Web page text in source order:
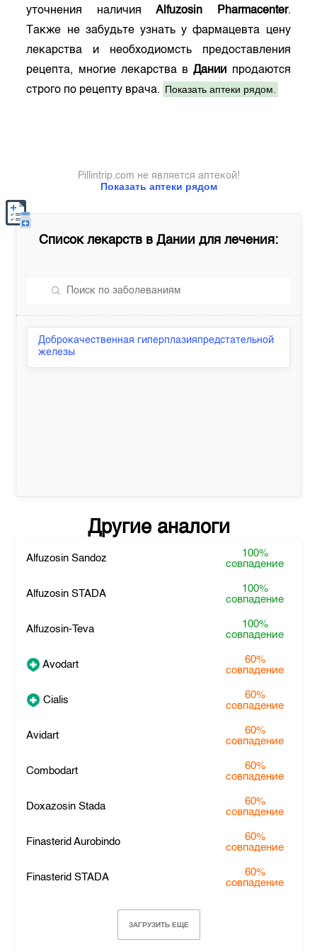
уточнения наличияAlfuzosin Pharmacenter.
Также не забудьте узнать у фармацевта цену
лекарства и необходиомсть предоставления
рецепта, многие лекарства вДании продаются
строго по рецепту врача. Показать аптеки рядом.
Показать аптеки рядом
Pillintrip.com не является аптекой!
Список лекарств в Дании для лечения:
Доброкачественная гиперплазияпредстательной
железы
Другие аналоги
Alfuzosin Sandoz
100%
совпадение
Alfuzosin STADA
100%
совпадение
Alfuzosin-Teva
100%
совпадение
Avodart
60%
совпадение
Cialis
60%
совпадение
Avidart
60%
совпадение
Combodart
60%
совпадение
Doxazosin Stada
60%
совпадение
Finasterid Aurobindo
60%
совпадение
Finasterid STADA
60%
совпадение
ЗАГРУЗИТЬ ЕЩЕ